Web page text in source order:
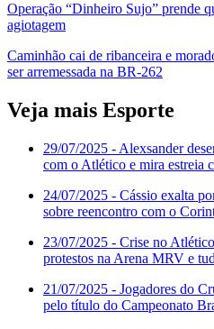
Operação “Dinheiro Sujo” prende
agiotagem
Caminhão cai de ribanceira e
ser arremessada na BR-262
Veja mais Esporte
29/07/2025 - Alexsander
com o Atlético e mira estreia
24/07/2025 - Cássio exalta
sobre reencontro com o
23/07/2025 - Crise no
protestos na Arena MRV e
21/07/2025 - Jogadores do
pelo título do Campeonato